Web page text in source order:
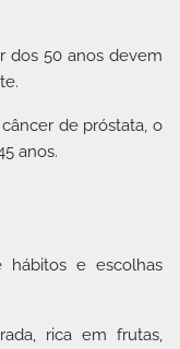
dos 50 anos devem
de próstata, o
anos.
e escolhas
rica em frutas,